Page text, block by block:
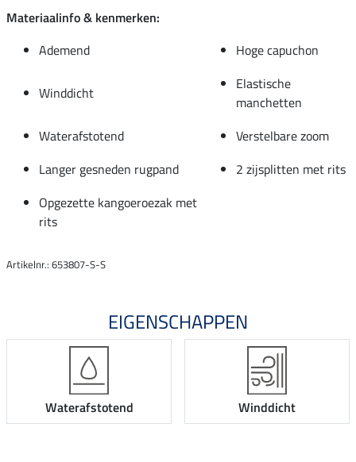
Materiaalinfo & kenmerken:
Ademend
Hoge capuchon
Winddicht
Elastische
manchetten
Waterafstotend
Verstelbare zoom
Langer gesneden rugpand
2 zijsplitten met rits
Opgezette kangoeroezak met
rits
Artikelnr.: 653807-S-S
EIGENSCHAPPEN
Waterafstotend Winddicht